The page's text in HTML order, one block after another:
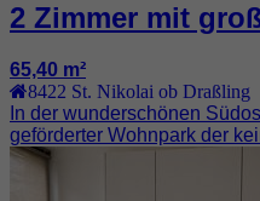
2 Zimmer mit
65,40 m²
8422 St. Nikolai ob Draßling
In der wunderschönen
geförderter Wohnpark der